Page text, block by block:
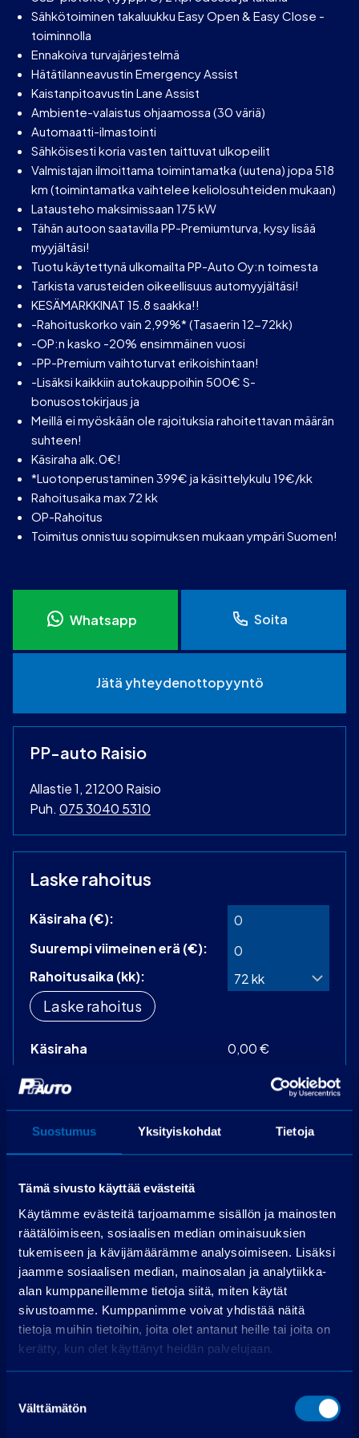
Suostumus Yksityiskohdat Tietoja
Tämä sivusto käyttää evästeitä
Käytämme evästeitä tarjoamamme sisällön ja mainosten
räätälöimiseen, sosiaalisen median ominaisuuksien
tukemiseen ja kävijämäärämme analysoimiseen. Lisäksi
jaamme sosiaalisen median, mainosalan ja analytiikka-
alan kumppaneillemme tietoja siitä, miten käytät
sivustoamme. Kumppanimme voivat yhdistää näitä
tietoja muihin tietoihin, joita olet antanut heille tai joita on
kerätty, kun olet käyttänyt heidän palvelujaan.
valinta
Välttämätön
Sähkötoiminen takaluukku Easy Open & Easy Close -
toiminnolla
Ennakoiva turvajärjestelmä
Hätätilanneavustin Emergency Assist
Kaistanpitoavustin Lane Assist
Ambiente-valaistus ohjaamossa (30 väriä)
Automaatti-ilmastointi
Sähköisesti koria vasten taittuvat ulkopeilit
Valmistajan ilmoittama toimintamatka (uutena) jopa 518
km (toimintamatka vaihtelee keliolosuhteiden mukaan)
Latausteho maksimissaan 175 kW
Tähän autoon saatavilla PP-Premiumturva, kysy lisää
myyjältäsi!
Tuotu käytettynä ulkomailta PP-Auto Oy:n toimesta
Tarkista varusteiden oikeellisuus automyyjältäsi!
KESÄMARKKINAT 15.8 saakka!!
-Rahoituskorko vain 2,99%* (Tasaerin 12-72kk)
-OP:n kasko -20% ensimmäinen vuosi
-PP-Premium vaihtoturvat erikoishintaan!
-Lisäksi kaikkiin autokauppoihin 500€ S-
bonusostokirjaus ja
Meillä ei myöskään ole rajoituksia rahoitettavan määrän
suhteen!
Käsiraha alk.0€!
*Luotonperustaminen 399€ ja käsittelykulu 19€/kk
Rahoitusaika max 72 kk
OP-Rahoitus
Toimitus onnistuu sopimuksen mukaan ympäri Suomen!
Whatsapp Soita
Jätä yhteydenottopyyntö
PP-auto Raisio
Allastie 1, 21200 Raisio
Puh. 075 3040 5310
Laske rahoitus
Käsiraha (€):
Suurempi viimeinen erä (€):
Rahoitusaika (kk):
Laske rahoitus
Käsiraha
0,00 €
Rahoitettava osuus
44 019,00 €
Todellinen vuosikorko
5,4 %
Luottokustannukset
7 318,91 €
Hae rahoitusta
Edellyttää myönteisen luottopäätöksen.